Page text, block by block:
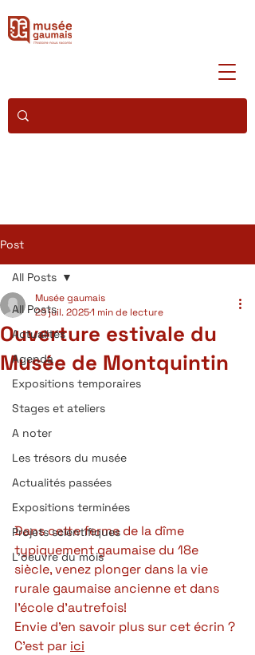
Post
All Posts
Actualités
Agenda
Expositions temporaires
Stages et ateliers
A noter
Les trésors du musée
Actualités passées
Expositions terminées
Projets scientifiques
L'oeuvre du mois
All Posts
Ouverture estivale du
Musée de Montquintin
Musée gaumais
29 juil. 20251 min de lecture
Dans cette ferme de la dîme
typiquement gaumaise du 18e
siècle, venez plonger dans la vie
rurale gaumaise ancienne et dans
l'école d'autrefois!
Envie d'en savoir plus sur cet écrin ?
C'est par ici